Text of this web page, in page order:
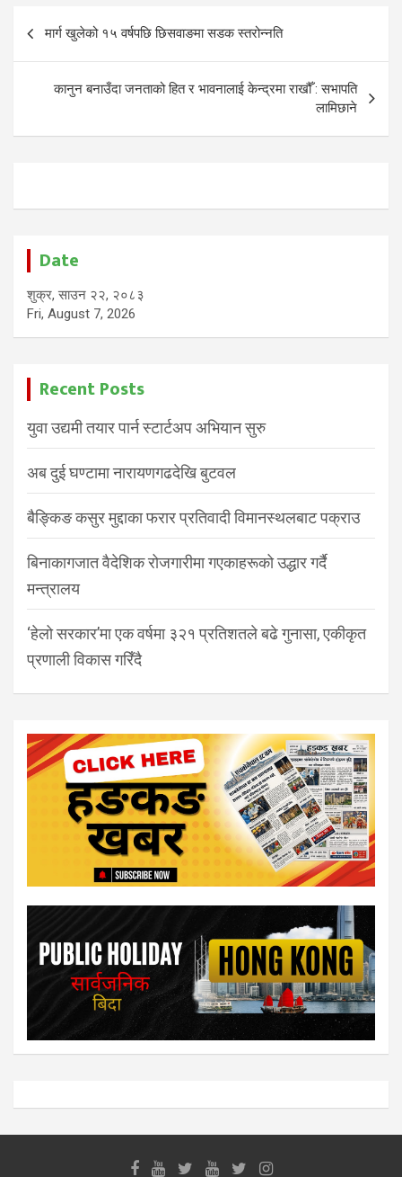
Post
navigation
मार्ग खुलेको १५ वर्षपछि छिसवाङमा सडक स्तरोन्नति
कानुन बनाउँदा जनताको हित र भावनालाई केन्द्रमा राखौँ : सभापति
लामिछाने
Date
शुक्र, साउन २२, २०८३
Fri, August 7, 2026
Recent Posts
युवा उद्यमी तयार पार्न स्टार्टअप अभियान सुरु
अब दुई घण्टामा नारायणगढदेखि बुटवल
बैङ्किङ कसुर मुद्दाका फरार प्रतिवादी विमानस्थलबाट पक्राउ
बिनाकागजात वैदेशिक रोजगारीमा गएकाहरूको उद्धार गर्दै
मन्त्रालय
‘हेलो सरकार’मा एक वर्षमा ३२१ प्रतिशतले बढे गुनासा, एकीकृत
प्रणाली विकास गरिँदै